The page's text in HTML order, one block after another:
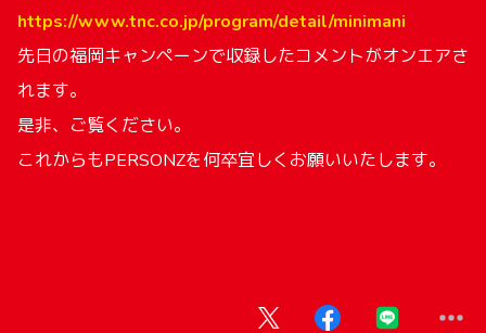
https://www.tnc.co.jp/program/detail/minimani
先日の福岡キャンペーンで収録したコメントがオンエアさ
れます。
是非、ご覧ください。
これからもPERSONZを何卒宜しくお願いいたします。